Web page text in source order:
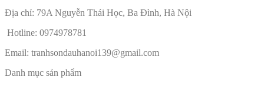
Địa chỉ: 79A Nguyễn Thái Học, Ba Đình, Hà Nội
Hotline: 0974978781
Email: tranhsondauhanoi139@gmail.com
Danh mục sản phẩm